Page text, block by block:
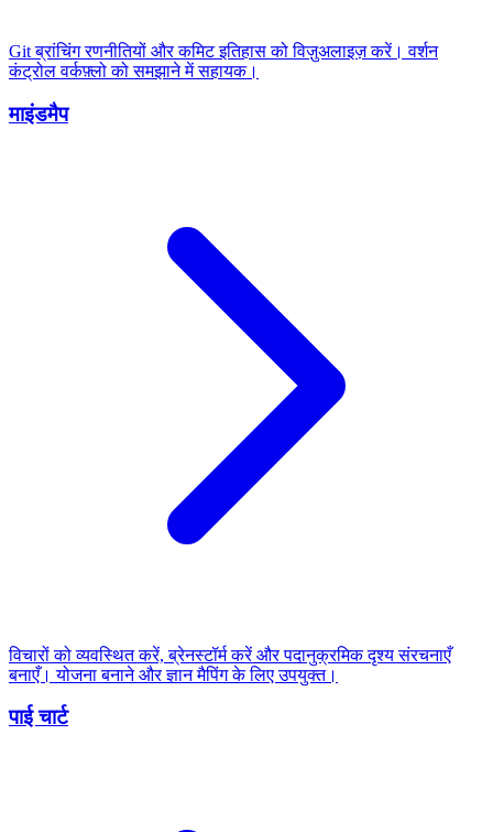
Git ब्रांचिंग रणनीतियों और कमिट इतिहास को विज़ुअलाइज़ करें। वर्शन
कंट्रोल वर्कफ़्लो को समझाने में सहायक।
माइंडमैप
विचारों को व्यवस्थित करें, ब्रेनस्टॉर्म करें और पदानुक्रमिक दृश्य संरचनाएँ
बनाएँ। योजना बनाने और ज्ञान मैपिंग के लिए उपयुक्त।
पाई चार्ट